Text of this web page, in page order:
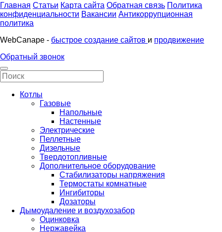
Главная Статьи Карта сайта Обратная связь Политика
конфиденциальности Вакансии Антикоррупционная
политика
WebCanape - быстрое создание сайтов и продвижение
Обратный звонок
Котлы
Газовые
Напольные
Настенные
Электрические
Пеллетные
Дизельные
Твердотопливные
Дополнительное оборудование
Стабилизаторы напряжения
Термостаты комнатные
Ингибиторы
Дозаторы
Дымоудаление и воздухозабор
Оцинковка
Нержавейка